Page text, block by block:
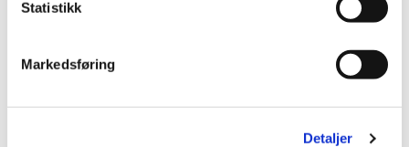
Statistikk
Markedsføring
Detaljer
David Møller Wolfe, Ole Martin Kolskogen, Thomas
Gerson.